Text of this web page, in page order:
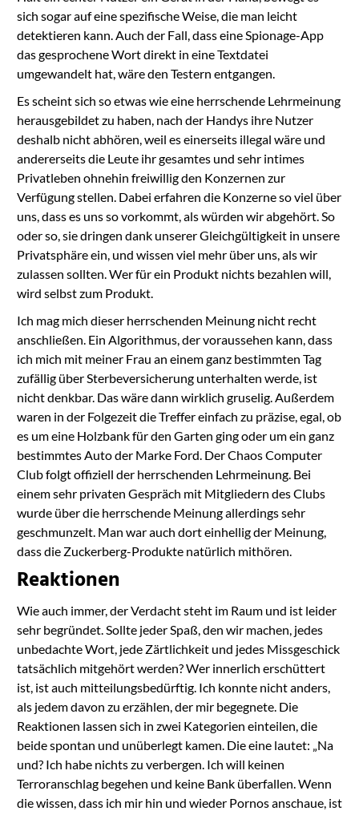
sich sogar auf eine spezifische Weise, die man leicht
detektieren kann. Auch der Fall, dass eine Spionage-App
das gesprochene Wort direkt in eine Textdatei
umgewandelt hat, wäre den Testern entgangen.
Es scheint sich so etwas wie eine herrschende Lehrmeinung
herausgebildet zu haben, nach der Handys ihre Nutzer
deshalb nicht abhören, weil es einerseits illegal wäre und
andererseits die Leute ihr gesamtes und sehr intimes
Privatleben ohnehin freiwillig den Konzernen zur
Verfügung stellen. Dabei erfahren die Konzerne so viel über
uns, dass es uns so vorkommt, als würden wir abgehört. So
oder so, sie dringen dank unserer Gleichgültigkeit in unsere
Privatsphäre ein, und wissen viel mehr über uns, als wir
zulassen sollten. Wer für ein Produkt nichts bezahlen will,
wird selbst zum Produkt.
Ich mag mich dieser herrschenden Meinung nicht recht
anschließen. Ein Algorithmus, der voraussehen kann, dass
ich mich mit meiner Frau an einem ganz bestimmten Tag
zufällig über Sterbeversicherung unterhalten werde, ist
nicht denkbar. Das wäre dann wirklich gruselig. Außerdem
waren in der Folgezeit die Treffer einfach zu präzise, egal, ob
es um eine Holzbank für den Garten ging oder um ein ganz
bestimmtes Auto der Marke Ford. Der Chaos Computer
Club folgt offiziell der herrschenden Lehrmeinung. Bei
einem sehr privaten Gespräch mit Mitgliedern des Clubs
wurde über die herrschende Meinung allerdings sehr
geschmunzelt. Man war auch dort einhellig der Meinung,
dass die Zuckerberg-Produkte natürlich mithören.
Reaktionen
Wie auch immer, der Verdacht steht im Raum und ist leider
sehr begründet. Sollte jeder Spaß, den wir machen, jedes
unbedachte Wort, jede Zärtlichkeit und jedes Missgeschick
tatsächlich mitgehört werden? Wer innerlich erschüttert
ist, ist auch mitteilungsbedürftig. Ich konnte nicht anders,
als jedem davon zu erzählen, der mir begegnete. Die
Reaktionen lassen sich in zwei Kategorien einteilen, die
beide spontan und unüberlegt kamen. Die eine lautet: „Na
und? Ich habe nichts zu verbergen. Ich will keinen
Terroranschlag begehen und keine Bank überfallen. Wenn
die wissen, dass ich mir hin und wieder Pornos anschaue, ist